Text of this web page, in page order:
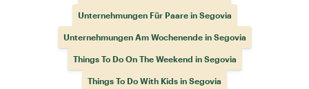
Unternehmungen Für Paare in Segovia
Unternehmungen Am Wochenende in Segovia
Things To Do On The Weekend in Segovia
Things To Do With Kids in Segovia